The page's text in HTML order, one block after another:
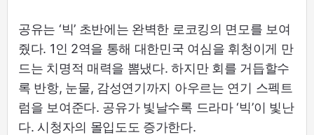
공유는 ‘빅’ 초반에는 완벽한 로코킹의 면모를 보여
줬다. 1인 2역을 통해 대한민국 여심을 휘청이게 만
드는 치명적 매력을 뽐냈다. 하지만 회를 거듭할수
록 반항, 눈물, 감성연기까지 아우르는 연기 스펙트
럼을 보여준다. 공유가 빛날수록 드라마 ‘빅’이 빛난
다. 시청자의 몰입도도 증가한다.